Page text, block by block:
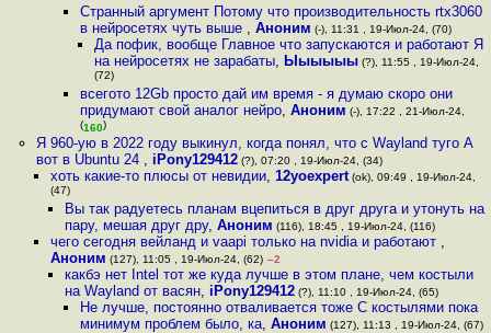
Странный аргумент Потому что производительность rtx3060
в нейросетях чуть выше , Аноним (-), 11:31 , 19-Июл-24, (70)
Да пофик, вообще Главное что запускаются и работают Я
на нейросетях не зарабаты, Ыыыыыы(?), 11:55 , 19-Июл-24,
(72)
всегото 12Gb просто дай им время - я думаю скоро они
придумают свой аналог нейро, Аноним (-), 17:22 , 21-Июл-24,
(160)
Я 960-ую в 2022 году выкинул, когда понял, что с Wayland туго А
вот в Ubuntu 24 , iPony129412(?), 07:20 , 19-Июл-24, (34)
хоть какие-то плюсы от невидии, 12yoexpert(ok), 09:49 , 19-Июл-24,
(47)
Вы так радуетесь планам вцепиться в друг друга и утонуть на
пару, мешая друг дру,Аноним (116), 18:45 , 19-Июл-24, (116)
чего сегодня вейланд и vaapi только на nvidia и работают ,
Аноним (127), 11:05 , 19-Июл-24, (62) –2
какбэ нет Intel тот же куда лучше в этом плане, чем костыли
на Wayland от васян, iPony129412 (?), 11:10 , 19-Июл-24, (65)
Не лучше, постоянно отваливается тоже С костылями пока
минимум проблем было, ка, Аноним (127), 11:13 , 19-Июл-24, (67)